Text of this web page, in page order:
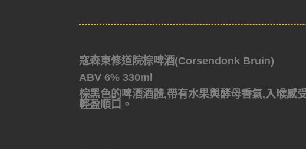
寇森東修道院棕啤酒(Corsendonk Bruin)
ABV 6% 330ml
棕黑色的啤酒酒體,帶有水果與酵母香氣,入喉感
輕盈順口。